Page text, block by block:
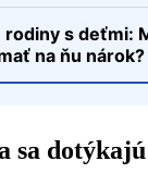
rodiny s deťmi:
na ňu nárok?
sa